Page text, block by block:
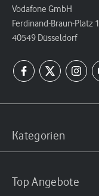
Vodafone GmbH
Ferdinand-Braun-Platz 1
40549 Düsseldorf
Kategorien
Top Angebote